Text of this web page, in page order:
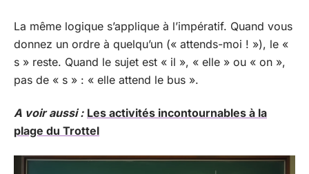
La même logique s’applique à l’impératif. Quand vous
donnez un ordre à quelqu’un (« attends-moi ! »), le «
s » reste. Quand le sujet est « il », « elle » ou « on »,
pas de « s » : « elle attend le bus ».
A voir aussi : Les activités incontournables à la
plage du Trottel